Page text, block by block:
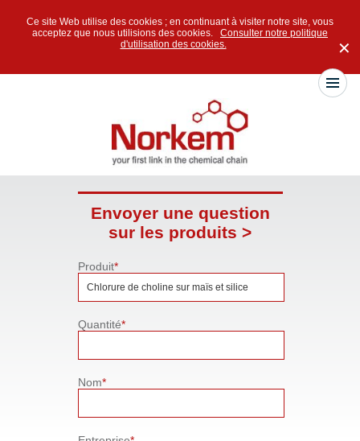
Ce site Web utilise des cookies ; en continuant à visiter notre site, vous
acceptez que nous utilisions des cookies. Consulter notre politique
d'utilisation des cookies.
✕
Envoyer une question
sur les produits >
Produit*
Quantité*
Nom*